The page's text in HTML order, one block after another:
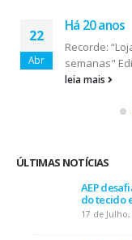
22
Abr
Há 20 anos
Recorde:
semanas"
leia mais
ÚLTIMAS NOTÍCIAS
AEP desafia
do tecido
17 de Julho,